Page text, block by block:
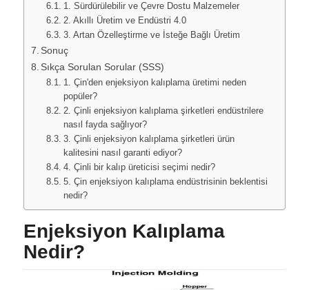
1. Sürdürülebilir ve Çevre Dostu Malzemeler
2. Akıllı Üretim ve Endüstri 4.0
3. Artan Özelleştirme ve İsteğe Bağlı Üretim
Sonuç
Sıkça Sorulan Sorular (SSS)
1. Çin'den enjeksiyon kalıplama üretimi neden
popüler?
2. Çinli enjeksiyon kalıplama şirketleri endüstrilere
nasıl fayda sağlıyor?
3. Çinli enjeksiyon kalıplama şirketleri ürün
kalitesini nasıl garanti ediyor?
4. Çinli bir kalıp üreticisi seçimi nedir?
5. Çin enjeksiyon kalıplama endüstrisinin beklentisi
nedir?
Enjeksiyon Kalıplama
Nedir?